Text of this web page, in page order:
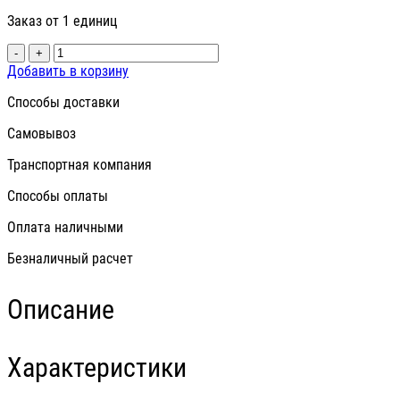
Заказ от 1 единиц
- +
Добавить в корзину
Способы доставки
Самовывоз
Транспортная компания
Способы оплаты
Оплата наличными
Безналичный расчет
Описание
Характеристики